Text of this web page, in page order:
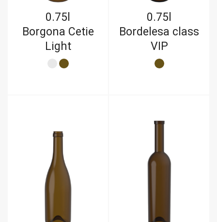
0.75l
Borgona Cetie
Light
0.75l
Bordelesa class
VIP